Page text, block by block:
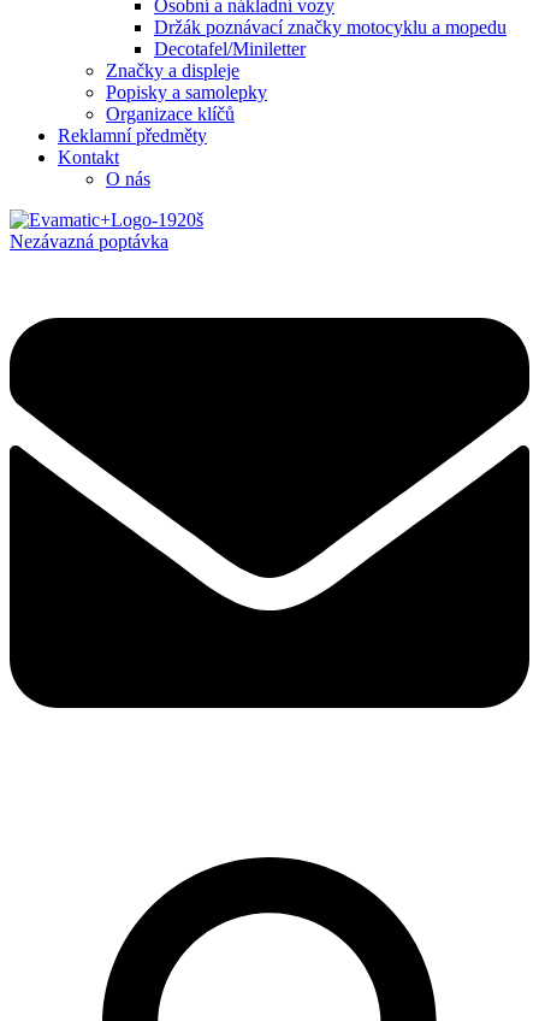
Osobní a nákladní vozy
Držák poznávací značky motocyklu a mopedu
Decotafel/Miniletter
Značky a displeje
Popisky a samolepky
Organizace klíčů
Reklamní předměty
Kontakt
O nás
Nezávazná poptávka